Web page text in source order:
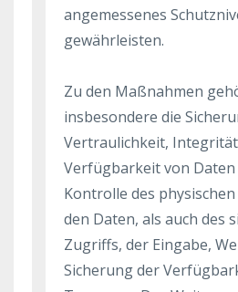
angemessenes
gewährleisten.
Zu den Maßnahmen
insbesondere die
Vertraulichkeit,
Verfügbarkeit von Daten
Kontrolle des
den Daten, als auch des
Zugriffs, der Eingabe,
Sicherung der